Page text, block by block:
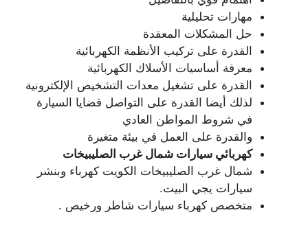
مهارات تحليلية
حل المشكلات المعقدة
القدرة على تركيب الأنظمة الكهربائية
معرفة أساسيات الأسلاك الكهربائية
القدرة على تشغيل معدات التشخيص الإلكترونية
لذلك أيضا القدرة على التواصل قضايا السيارة
في شروط المواطن العادي
والقدرة على العمل في بيئة متغيرة
كهربائي سيارات شمال غرب الصليبيخات
شمال غرب الصليبيخات الكويت كهرباء وبنشر
سيارات يجي البيت.
متخصص كهرباء سيارات شاطر ورخيص .